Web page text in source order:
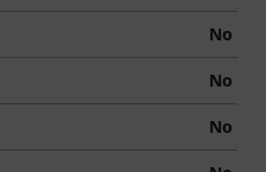
No
No
No